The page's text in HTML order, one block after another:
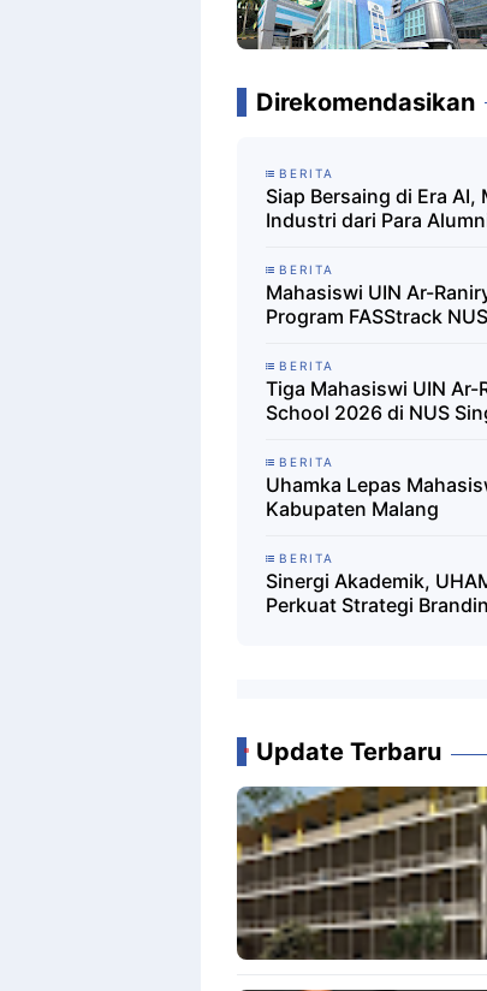
Direkomendasikan
BERITA
Siap Bersaing di Era AI,
Industri dari Para
BERITA
Mahasiswi UIN Ar-
Program FASStrack
BERITA
Tiga Mahasiswi UIN Ar-
School 2026 di NUS
BERITA
Uhamka Lepas
Kabupaten Malang
BERITA
Sinergi Akademik,
Perkuat Strategi
Update Terbaru